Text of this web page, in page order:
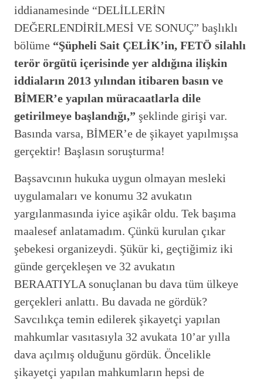
iddianamesinde “DELİLLERİN
DEĞERLENDİRİLMESİ VE SONUÇ” başlıklı
bölüme “Şüpheli Sait ÇELİK’in, FETÖ silahlı
terör örgütü içerisinde yer aldığına ilişkin
iddiaların 2013 yılından itibaren basın ve
BİMER’e yapılan müracaatlarla dile
getirilmeye başlandığı,” şeklinde girişi var.
Basında varsa, BİMER’e de şikayet yapılmışsa
gerçektir! Başlasın soruşturma!
Başsavcının hukuka uygun olmayan mesleki
uygulamaları ve konumu 32 avukatın
yargılanmasında iyice aşikâr oldu. Tek başıma
maalesef anlatamadım. Çünkü kurulan çıkar
şebekesi organizeydi. Şükür ki, geçtiğimiz iki
günde gerçekleşen ve 32 avukatın
BERAATIYLA sonuçlanan bu dava tüm ülkeye
gerçekleri anlattı. Bu davada ne gördük?
Savcılıkça temin edilerek şikayetçi yapılan
mahkumlar vasıtasıyla 32 avukata 10’ar yılla
dava açılmış olduğunu gördük. Öncelikle
şikayetçi yapılan mahkumların hepsi de